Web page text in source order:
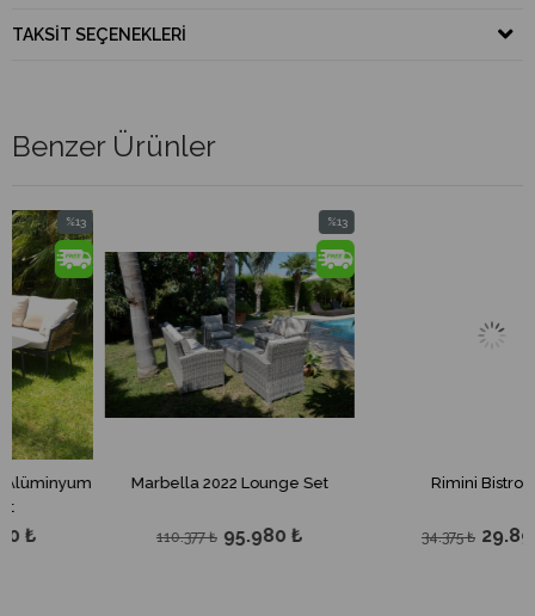
TAKSIT SEÇENEKLERI
Benzer Ürünler
%13
Marbella 2022 Lounge Set
95.980 ₺
110.377 ₺
%13İndirim
Rimini Bistro Set
29.890 ₺